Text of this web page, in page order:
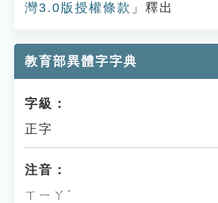
灣3.0版授權條款 」釋出
教育部異體字字典
字級：
正字
注音：
ㄒㄧㄚˊ